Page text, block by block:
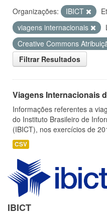
Organizações: IBICT
viagens internacionais
Creative Commons
Filtrar Resultados
Viagens Internacionais
Informações referentes a
do Instituto Brasileiro de
(IBICT), nos exercícios de
CSV
IBICT